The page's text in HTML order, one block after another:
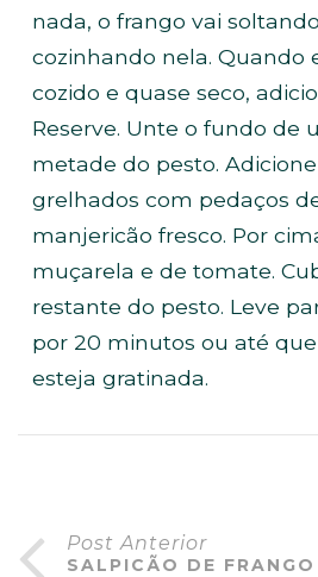
nada, o frango vai
cozinhando nela. Quando
cozido e quase seco,
Reserve. Unte o fundo de
metade do pesto.
grelhados com pedaços
manjericão fresco. Por
muçarela e de tomate.
restante do pesto. Leve
por 20 minutos ou até
esteja gratinada.
Post Anterior
SALPICÃO DE FRANGO